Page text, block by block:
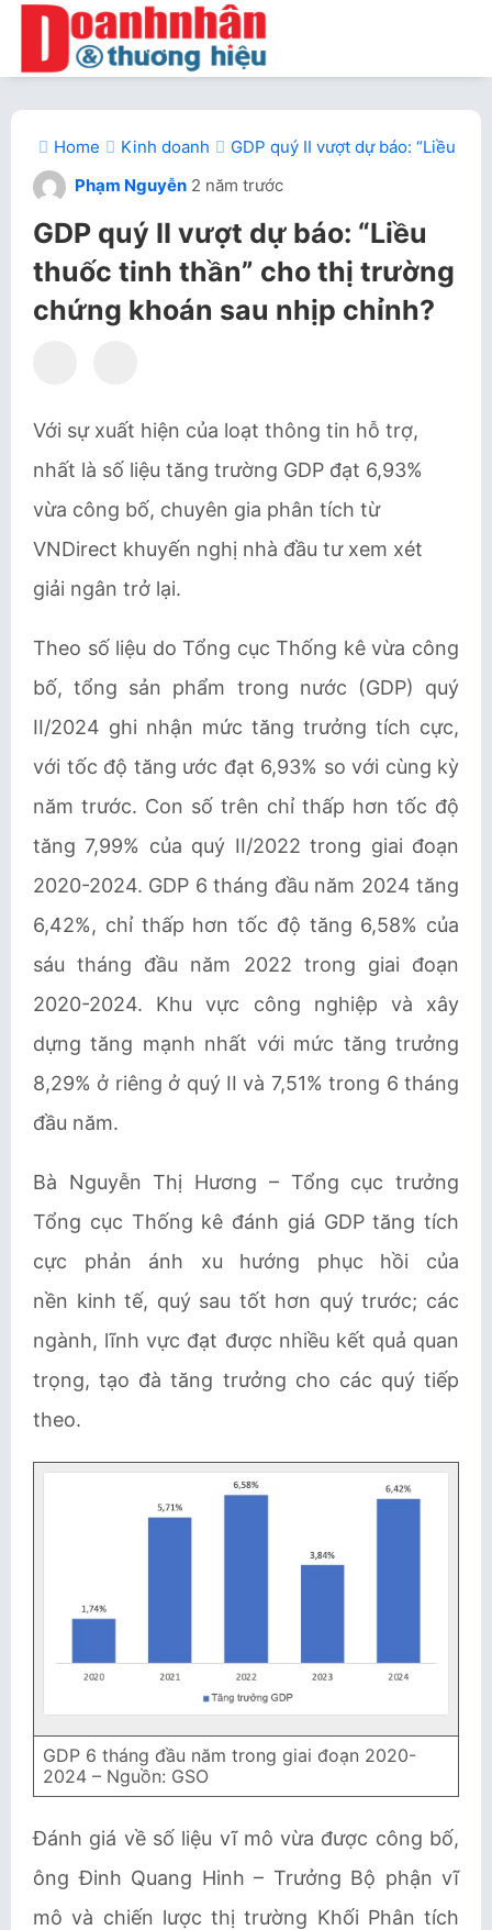
Home Kinh doanh
GDP quý II vượt dự báo: “Liều
Phạm Nguyễn 2 năm trước
GDP quý II vượt dự báo: “Liều
thuốc tinh thần” cho thị trường
chứng khoán sau nhịp chỉnh?
Với sự xuất hiện của loạt thông tin hỗ trợ,
nhất là số liệu tăng trường GDP đạt 6,93%
vừa công bố, chuyên gia phân tích từ
VNDirect khuyến nghị nhà đầu tư xem xét
giải ngân trở lại.
Theo số liệu do Tổng cục Thống kê vừa công
bố, tổng sản phẩm trong nước (GDP) quý
II/2024 ghi nhận mức tăng trưởng tích cực,
với tốc độ tăng ước đạt 6,93% so với cùng kỳ
năm trước. Con số trên chỉ thấp hơn tốc độ
tăng 7,99% của quý II/2022 trong giai đoạn
2020-2024. GDP 6 tháng đầu năm 2024 tăng
6,42%, chỉ thấp hơn tốc độ tăng 6,58% của
sáu tháng đầu năm 2022 trong giai đoạn
2020-2024. Khu vực công nghiệp và xây
dựng tăng mạnh nhất với mức tăng trưởng
8,29% ở riêng ở quý II và 7,51% trong 6 tháng
đầu năm.
Bà Nguyễn Thị Hương – Tổng cục trưởng
Tổng cục Thống kê đánh giá GDP tăng tích
cực phản ánh xu hướng phục hồi của
nền kinh tế, quý sau tốt hơn quý trước; các
ngành, lĩnh vực đạt được nhiều kết quả quan
trọng, tạo đà tăng trưởng cho các quý tiếp
theo.
GDP 6 tháng đầu năm trong giai đoạn 2020-
2024 – Nguồn: GSO
Đánh giá về số liệu vĩ mô vừa được công bố,
ông Đinh Quang Hinh – Trưởng Bộ phận vĩ
mô và chiến lược thị trường Khối Phân tích